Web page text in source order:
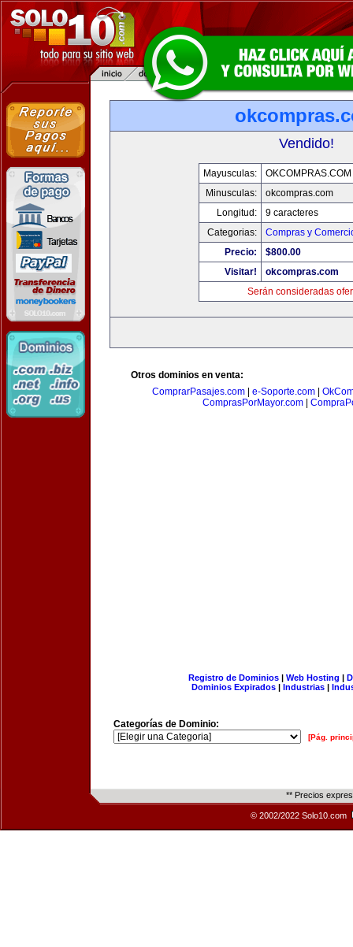
Vendido!
Mayusculas:
OKCOMPRAS.COM
Minusculas:
okcompras.com
Longitud:
9 caracteres
Categorias:
Compras y
Precio:
$800.00
Visitar!
okcompras.com
Serán consideradas
Otros dominios en venta:
ComprarPasajes.com
e-Soporte.com
ComprasPorMayor.com|
Registro de Dominios| Web Hosting |
Dominios Expirados | Industrias |
Categorías de Dominio:
[Pág.
** Precios
© 2002/2022 Solo10.com